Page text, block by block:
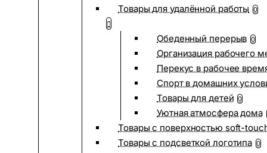
Товары для удалённой работы 0
Обеденный перерыв 0
Организация рабочего
Перекус в рабочее
Спорт в домашних
Товары для детей 0
Уютная атмосфера дома
Товары с поверхностью soft-
Товары с подсветкой логотипа 0